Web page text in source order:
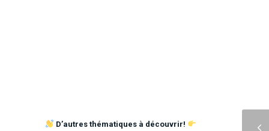
D’autres thématiques à découvrir!